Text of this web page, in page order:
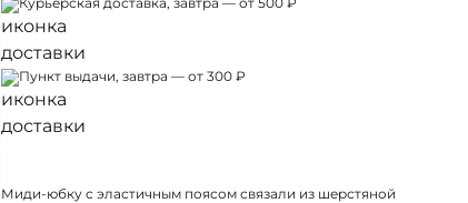
Пункт выдачи, завтра — от 300 ₽
Миди-юбку с эластичным поясом связали из шерстяной